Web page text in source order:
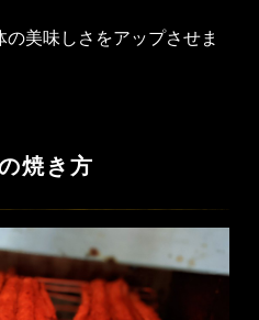
美味しさをアップさせま
焼き方